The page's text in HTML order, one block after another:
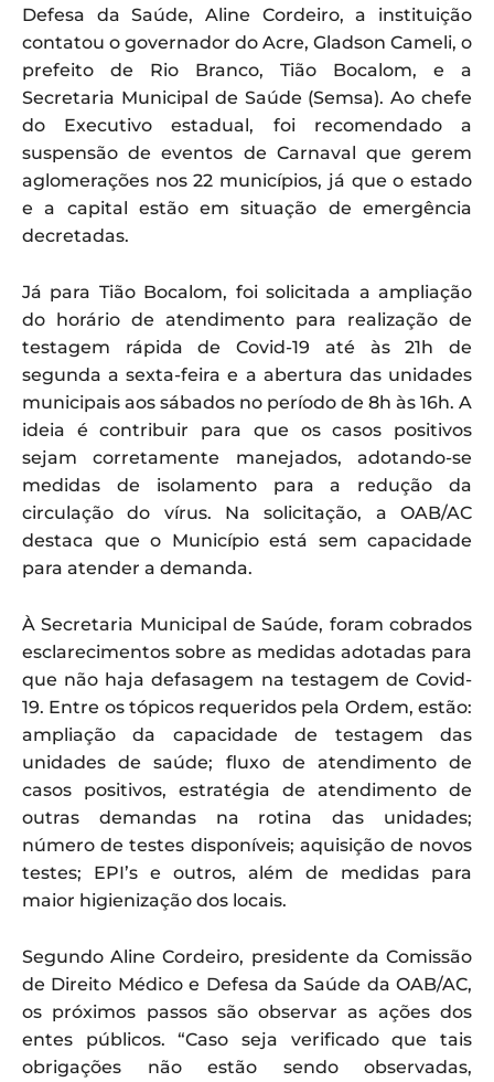
Defesa da Saúde, Aline Cordeiro, a instituição
contatou o governador do Acre, Gladson Cameli, o
prefeito de Rio Branco, Tião Bocalom, e a
Secretaria Municipal de Saúde (Semsa). Ao chefe
do Executivo estadual, foi recomendado a
suspensão de eventos de Carnaval que gerem
aglomerações nos 22 municípios, já que o estado
e a capital estão em situação de emergência
decretadas.
Já para Tião Bocalom, foi solicitada a ampliação
do horário de atendimento para realização de
testagem rápida de Covid-19 até às 21h de
segunda a sexta-feira e a abertura das unidades
municipais aos sábados no período de 8h às 16h. A
ideia é contribuir para que os casos positivos
sejam corretamente manejados, adotando-se
medidas de isolamento para a redução da
circulação do vírus. Na solicitação, a OAB/AC
destaca que o Município está sem capacidade
para atender a demanda.
À Secretaria Municipal de Saúde, foram cobrados
esclarecimentos sobre as medidas adotadas para
que não haja defasagem na testagem de Covid-
19. Entre os tópicos requeridos pela Ordem, estão:
ampliação da capacidade de testagem das
unidades de saúde; fluxo de atendimento de
casos positivos, estratégia de atendimento de
outras demandas na rotina das unidades;
número de testes disponíveis; aquisição de novos
testes; EPI’s e outros, além de medidas para
maior higienização dos locais.
Segundo Aline Cordeiro, presidente da Comissão
de Direito Médico e Defesa da Saúde da OAB/AC,
os próximos passos são observar as ações dos
entes públicos. “Caso seja verificado que tais
obrigações não estão sendo observadas,